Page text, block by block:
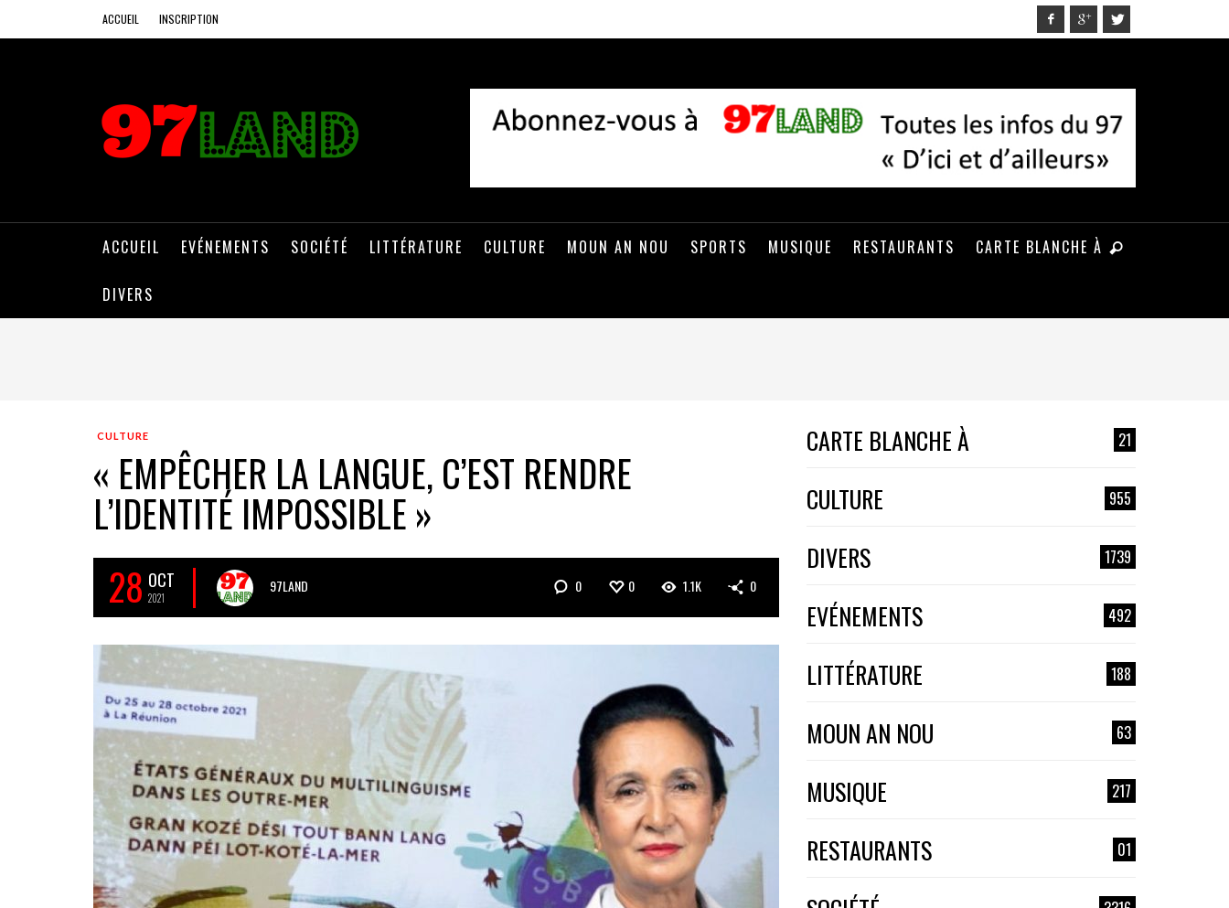
ACCUEIL INSCRIPTION
ACCUEIL EVÉNEMENTS SOCIÉTÉ LITTÉRATURE CULTURE MOUN AN NOU SPORTS MUSIQUE RESTAURANTS CARTE BLANCHE À
DIVERS
CULTURE
« EMPÊCHER LA LANGUE, C’EST RENDRE
L’IDENTITÉ IMPOSSIBLE »
28 OCT
2021
97LAND 0 0 1.1K 0
CARTE BLANCHE À 21
CULTURE 955
DIVERS 1739
EVÉNEMENTS 492
LITTÉRATURE 188
MOUN AN NOU 63
MUSIQUE 217
RESTAURANTS 01